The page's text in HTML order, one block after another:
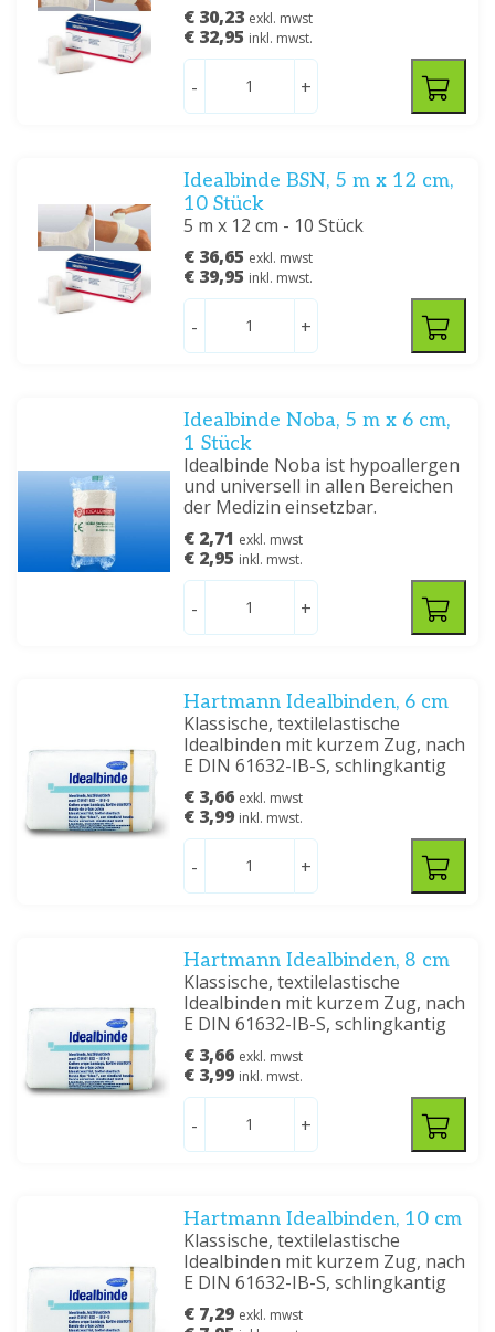
€ 30,23 exkl. mwst
€ 32,95 inkl. mwst.
- +
Idealbinde BSN, 5 m x 12 cm,
10 Stück
5 m x 12 cm - 10 Stück
€ 36,65 exkl. mwst
€ 39,95 inkl. mwst.
- +
Idealbinde Noba, 5 m x 6 cm,
1 Stück
Idealbinde Noba ist hypoallergen
und universell in allen Bereichen
der Medizin einsetzbar.
€ 2,71 exkl. mwst
€ 2,95 inkl. mwst.
- +
Hartmann Idealbinden, 6 cm
Klassische, textilelastische
Idealbinden mit kurzem Zug, nach
E DIN 61632-IB-S, schlingkantig
€ 3,66 exkl. mwst
€ 3,99 inkl. mwst.
- +
Hartmann Idealbinden, 8 cm
Klassische, textilelastische
Idealbinden mit kurzem Zug, nach
E DIN 61632-IB-S, schlingkantig
€ 3,66 exkl. mwst
€ 3,99 inkl. mwst.
- +
Hartmann Idealbinden, 10 cm
Klassische, textilelastische
Idealbinden mit kurzem Zug, nach
E DIN 61632-IB-S, schlingkantig
€ 7,29 exkl. mwst